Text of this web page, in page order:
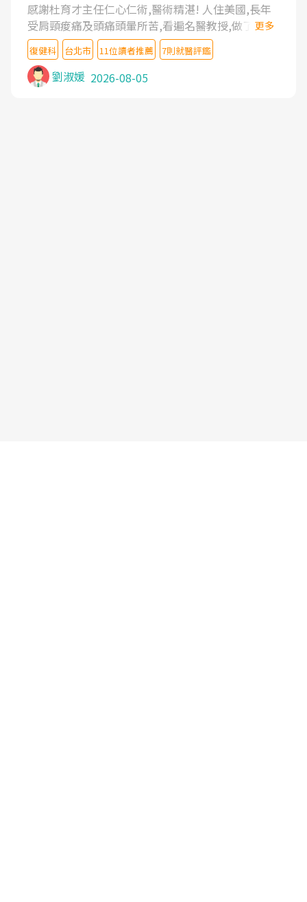
感謝杜育才主任仁心仁術,醫術精湛! 人住美國,長年
受肩頸痠痛及頭痛頭暈所苦,看遍名醫教授,做了各種
檢查,也嘗試過西醫打針,中醫針灸及物理徒手治療都
沒有用,後來連吃到嗎啡類止痛藥都效果有限,只是壓
症狀,沒多久就痛起來,多年失眠嚴重影響生活品質.
台灣親友介紹忠孝醫院杜育才主任是頸頭症候群專
更多
復健科 台北市 11位讀者推薦 7則就醫評鑑
劉淑媛 2026-08-05